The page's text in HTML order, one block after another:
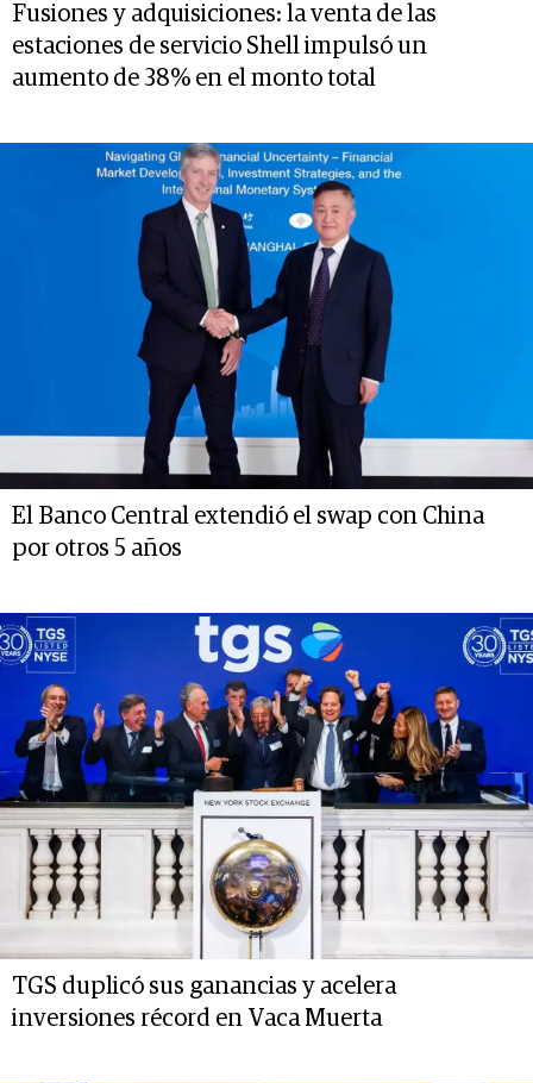
Fusiones y adquisiciones: la venta de las
estaciones de servicio Shell impulsó un
aumento de 38% en el monto total
El Banco Central extendió el swap con China
por otros 5 años
TGS duplicó sus ganancias y acelera
inversiones récord en Vaca Muerta